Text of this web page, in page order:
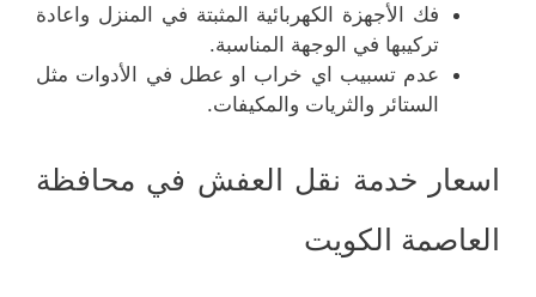
فك الأجهزة الكهربائية المثبتة في المنزل واعادة
تركيبها في الوجهة المناسبة.
عدم تسبيب اي خراب او عطل في الأدوات مثل
الستائر والثريات والمكيفات.
اسعار خدمة نقل العفش في محافظة
العاصمة الكويت